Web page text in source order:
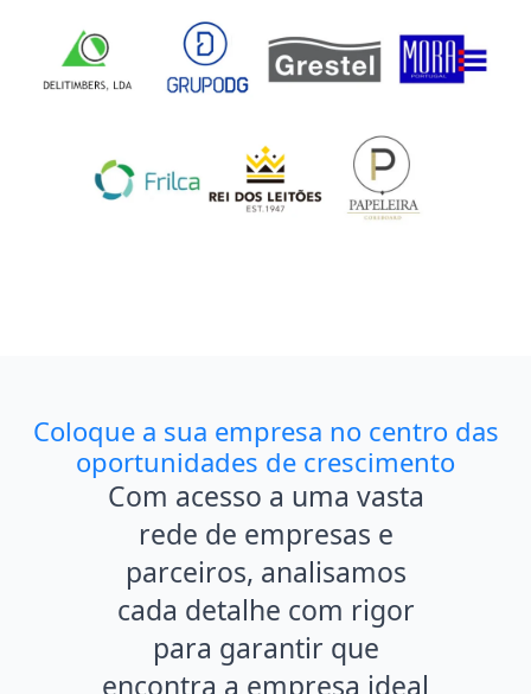
Coloque a sua empresa no centro das
oportunidades de crescimento
Com acesso a uma vasta
rede de empresas e
parceiros, analisamos
cada detalhe com rigor
para garantir que
encontra a empresa ideal